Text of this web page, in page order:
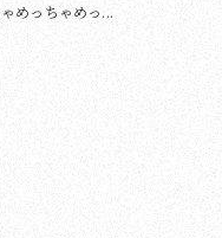
めっちゃめっ...